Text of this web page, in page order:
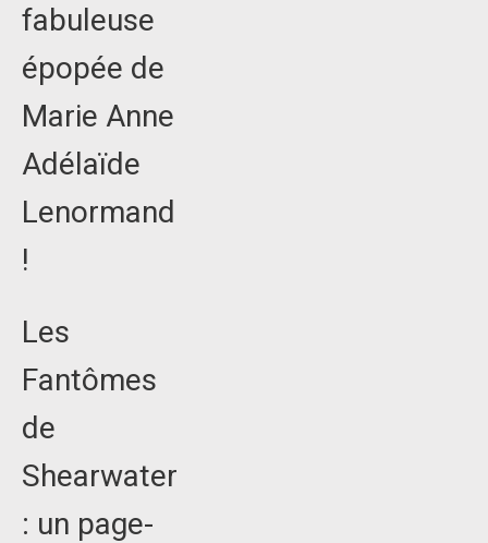
fabuleuse
épopée de
Marie Anne
Adélaïde
Lenormand
!
Les
Fantômes
de
Shearwater
: un page-